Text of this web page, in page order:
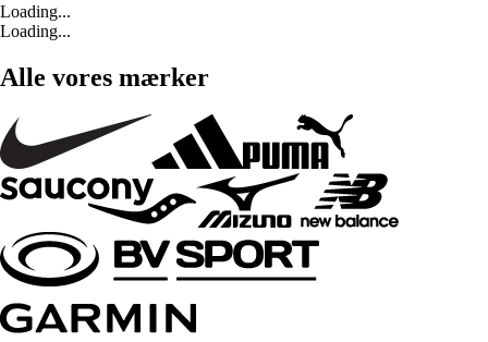
Loading...
Loading...
Alle vores mærker